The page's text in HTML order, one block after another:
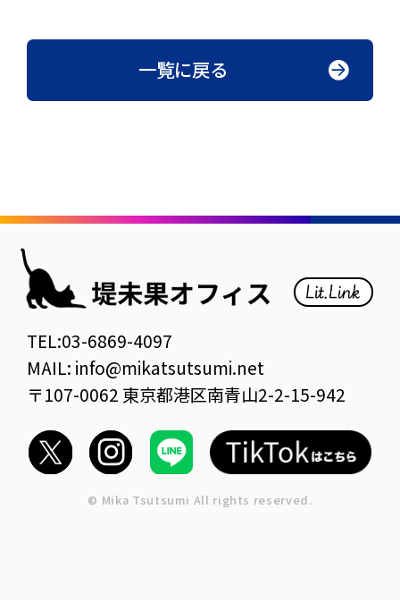
一覧に戻る
TEL:03-6869-4097
MAIL: info@mikatsutsumi.net
〒107-0062 東京都港区南青山2-2-15-942
© Mika Tsutsumi All rights reserved.